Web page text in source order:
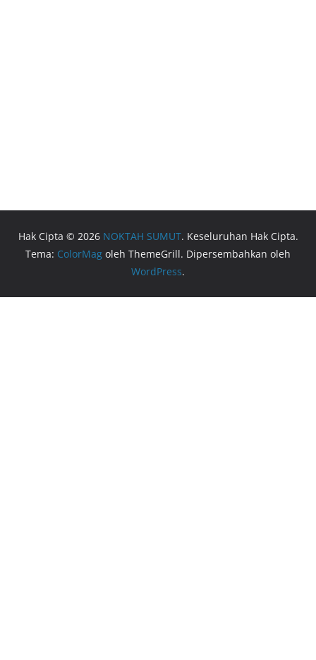
Hak Cipta © 2026 NOKTAH SUMUT. Keseluruhan Hak Cipta.
Tema: ColorMag oleh ThemeGrill. Dipersembahkan oleh
WordPress.